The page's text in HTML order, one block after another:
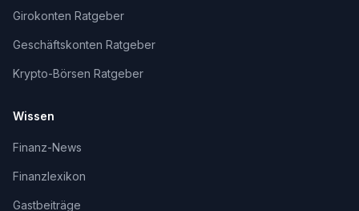
Girokonten Ratgeber
Geschäftskonten Ratgeber
Krypto-Börsen Ratgeber
Wissen
Finanz-News
Finanzlexikon
Gastbeiträge